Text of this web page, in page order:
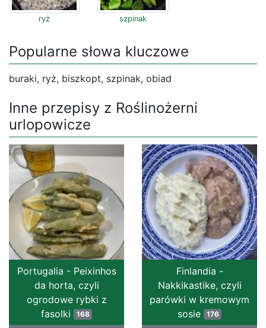
ryż szpinak
Popularne słowa kluczowe
buraki, ryż, biszkopt, szpinak, obiad
Inne przepisy z Roślinożerni
urlopowicze
Portugalia - Peixinhos
da horta, czyli
ogrodowe rybki z
fasolki
168
Finlandia -
Nakkikastike, czyli
parówki w kremowym
sosie
176